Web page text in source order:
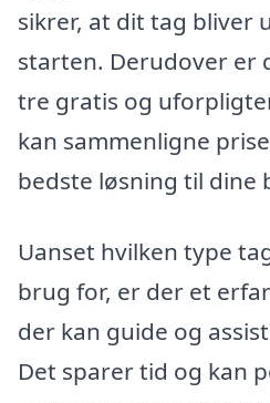
sikrer, at dit tag bliver
starten. Derudover er
tre gratis og
kan sammenligne
bedste løsning til dine
Uanset hvilken type
brug for, er der et
der kan guide og
Det sparer tid og kan